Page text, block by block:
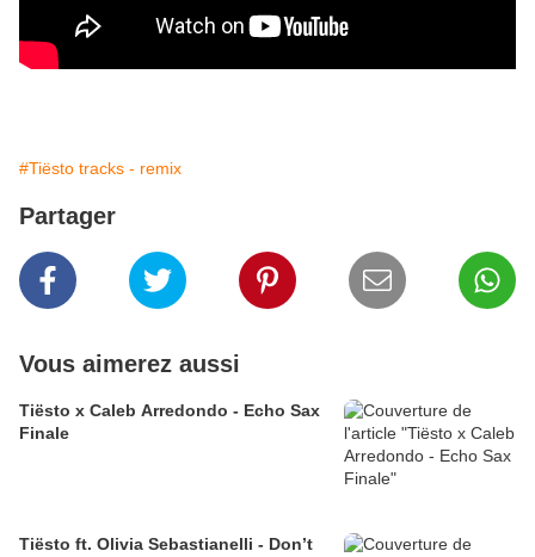
#Tiësto tracks - remix
Partager
Vous aimerez aussi
Tiësto x Caleb Arredondo - Echo Sax
Finale
Tiësto ft. Olivia Sebastianelli - Don’t